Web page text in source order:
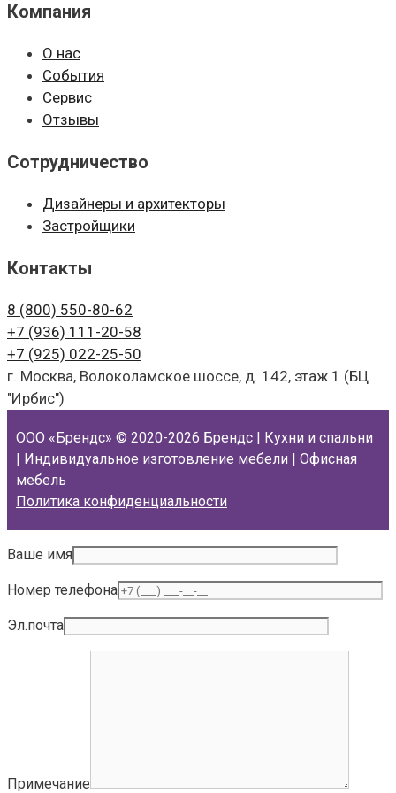
Компания
О нас
События
Сервис
Отзывы
Сотрудничество
Дизайнеры и архитекторы
Застройщики
Контакты
8 (800) 550-80-62
+7 (936) 111-20-58
+7 (925) 022-25-50
г. Москва, Волоколамское шоссе, д. 142, этаж 1 (БЦ
"Ирбис")
ООО «Брендс» © 2020-2026 Брендс | Кухни и спальни
| Индивидуальное изготовление мебели | Офисная
мебель
Политика конфиденциальности
Ваше имя
Номер телефона
Эл.почта
Примечание